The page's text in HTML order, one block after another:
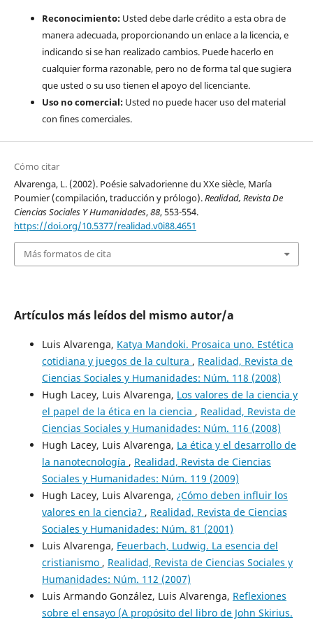
Reconocimiento:Usted debe darle crédito a esta obra de
manera adecuada, proporcionando un enlace a la licencia, e
indicando si se han realizado cambios. Puede hacerlo en
cualquier forma razonable, pero no de forma tal que sugiera
que usted o su uso tienen el apoyo del licenciante.
Uso no comercial:Usted no puede hacer uso del material
con fines comerciales.
Cómo citar
Alvarenga, L. (2002). Poésie salvadorienne du XXe siècle, María
Poumier (compilación, traducción y prólogo).Realidad, Revista De
Ciencias Sociales Y Humanidades,88, 553-554.
https://doi.org/10.5377/realidad.v0i88.4651
Más formatos de cita
Artículos más leídos del mismo autor/a
Luis Alvarenga, Katya Mandoki. Prosaica uno. Estética
cotidiana y juegos de la cultura , Realidad, Revista de
Ciencias Sociales y Humanidades: Núm. 118 (2008)
Hugh Lacey, Luis Alvarenga, Los valores de la ciencia y
el papel de la ética en la ciencia , Realidad, Revista de
Ciencias Sociales y Humanidades: Núm. 116 (2008)
Hugh Lacey, Luis Alvarenga, La ética y el desarrollo de
la nanotecnología , Realidad, Revista de Ciencias
Sociales y Humanidades: Núm. 119 (2009)
Hugh Lacey, Luis Alvarenga, ¿Cómo deben influir los
valores en la ciencia? , Realidad, Revista de Ciencias
Sociales y Humanidades: Núm. 81 (2001)
Luis Alvarenga, Feuerbach, Ludwig. La esencia del
cristianismo , Realidad, Revista de Ciencias Sociales y
Humanidades: Núm. 112 (2007)
Luis Armando González, Luis Alvarenga, Reflexiones
sobre el ensayo (A propósito del libro de John Skirius.